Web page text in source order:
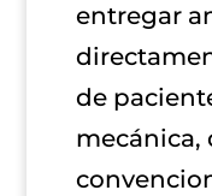
entregar
de
mecánica,